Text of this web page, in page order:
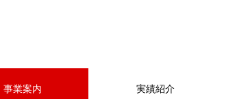
事業案内 実績紹介